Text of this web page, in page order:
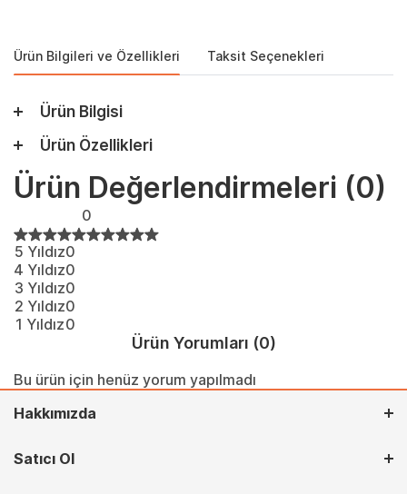
Ürün Bilgileri ve Özellikleri Taksit Seçenekleri
Ürün Bilgisi
Ürün Özellikleri
Ürün Değerlendirmeleri (0)
0
5 Yıldız0
4 Yıldız0
3 Yıldız0
2 Yıldız0
1 Yıldız0
Ürün Yorumları (0)
Bu ürün için henüz yorum yapılmadı
Hakkımızda
Satıcı Ol